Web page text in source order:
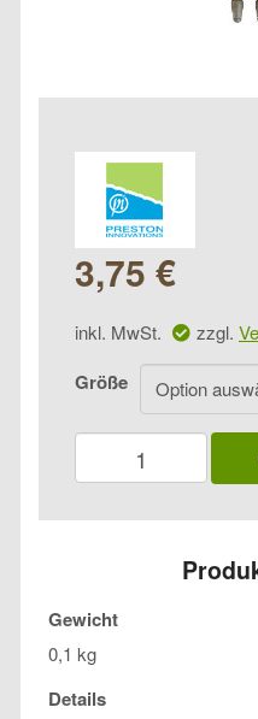
3,75 €
inkl. MwSt. zzgl.
Größe
Preston
Elasticated
Stem
Gewicht
0,1 kg
Details